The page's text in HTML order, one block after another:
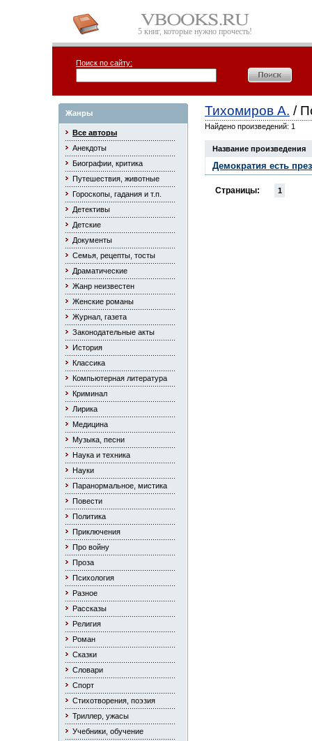
5 книг, которые нужно прочесть!
Поиск по сайту:
Жанры
Все авторы
Анекдоты
Биографии, критика
Путешествия, животные
Гороскопы, гадания и т.п.
Детективы
Детские
Документы
Семья, рецепты, тосты
Драматические
Жанр неизвестен
Женские романы
Журнал, газета
Законодательные акты
История
Классика
Компьютерная литература
Криминал
Лирика
Медицина
Музыка, песни
Наука и техника
Науки
Паранормальное, мистика
Повести
Политика
Приключения
Про войну
Проза
Психология
Разное
Рассказы
Религия
Роман
Сказки
Словари
Спорт
Стихотворения, поэзия
Триллер, ужасы
Учебники, обучение
Тихомиров А. /
Найдено произведений: 1
Название произведения
Демократия есть
Страницы: 1